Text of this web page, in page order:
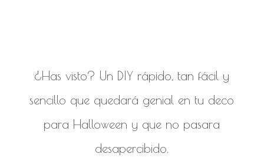
¿Has visto? Un DIY rápido, tan fácil y
sencillo que quedará genial en tu deco
para Halloween y que no pasara
desapercibido.